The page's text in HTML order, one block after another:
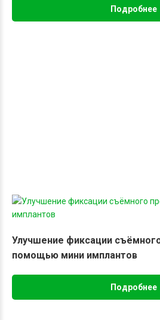
расскажем о возможных шагах иПодробнее
Улучшение фиксации
помощью мини имплантов
Подробнее